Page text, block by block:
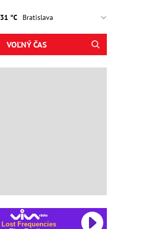
31 °C
VOĽNÝ ČAS
Lost Frequencies